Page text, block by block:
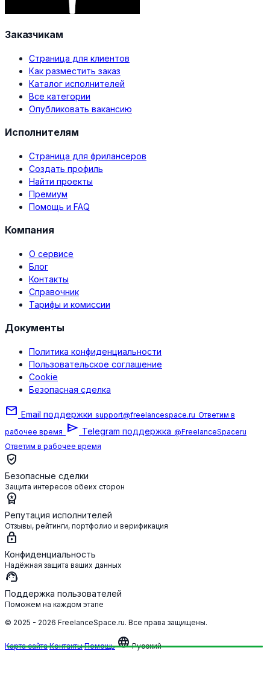
Заказчикам
Страница для клиентов
Как разместить заказ
Каталог исполнителей
Все категории
Опубликовать вакансию
Исполнителям
Страница для фрилансеров
Создать профиль
Найти проекты
Премиум
Помощь и FAQ
Компания
О сервисе
Блог
Контакты
Справочник
Тарифы и комиссии
Документы
Политика конфиденциальности
Пользовательское соглашение
Cookie
Безопасная сделка
mail Email поддержки support@freelancespace.ru Ответим в
рабочее время send Telegram поддержка @FreelanceSpaceru
Ответим в рабочее время
verified_user
Безопасные сделки
Защита интересов обеих сторон
workspace_premium
Репутация исполнителей
Отзывы, рейтинги, портфолио и верификация
lock
Конфиденциальность
Надёжная защита ваших данных
support_agent
Поддержка пользователей
Поможем на каждом этапе
© 2025 - 2026 FreelanceSpace.ru. Все права защищены.
Карта сайта Контакты Помощь languageРусский